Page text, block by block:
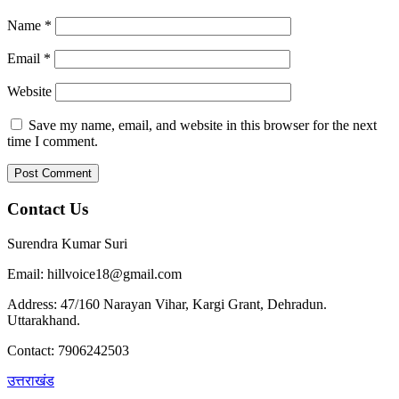
Name *
Email *
Website
Save my name, email, and website in this browser for the next
time I comment.
Contact Us
Surendra Kumar Suri
Email: hillvoice18@gmail.com
Address: 47/160 Narayan Vihar, Kargi Grant, Dehradun.
Uttarakhand.
Contact: 7906242503
उत्तराखंड